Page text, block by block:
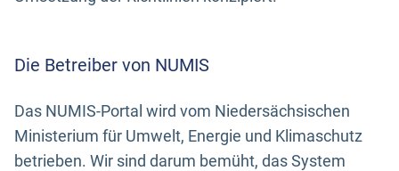
Die Betreiber von NUMIS
Das NUMIS-Portal wird vom Niedersächsischen
Ministerium für Umwelt, Energie und Klimaschutz
betrieben. Wir sind darum bemüht, das System